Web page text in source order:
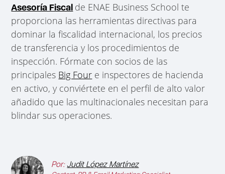
Asesoría Fiscal de ENAE Business School te
proporciona las herramientas directivas para
dominar la fiscalidad internacional, los precios
de transferencia y los procedimientos de
inspección. Fórmate con socios de las
principales Big Four e inspectores de hacienda
en activo, y conviértete en el perfil de alto valor
añadido que las multinacionales necesitan para
blindar sus operaciones.
Por: Judit López Martínez